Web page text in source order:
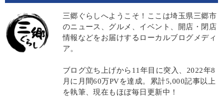
三郷ぐらしへようこそ！ここは埼玉県三郷市
のニュース、グルメ、イベント、開店・閉店
情報などをお届けするローカルブログメディ
ア。
ブログ立ち上げから11年目に突入、2022年8
月に月間60万PVを達成。累計5,000記事以上
を執筆、現在もほぼ毎日更新中！